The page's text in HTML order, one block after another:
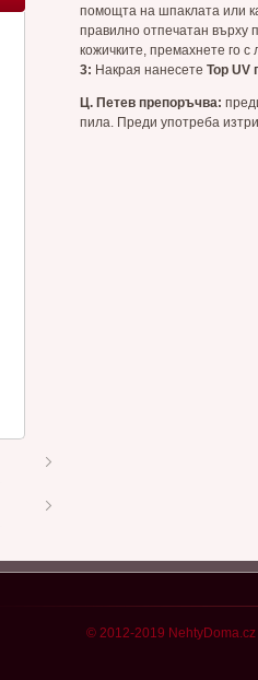
помощта на шпаклата или
правилно отпечатан върху
кожичките, премахнете го с
3: Накрая нанесете Top UV
Ц. Петев препоръчва:
пила. Преди употреба
© 2012-2019